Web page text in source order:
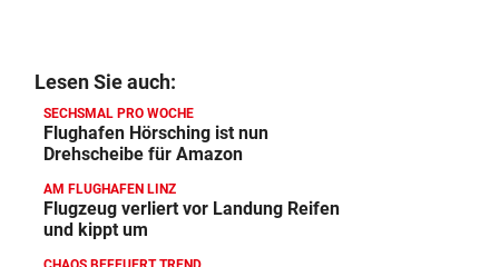
Lesen Sie auch:
SECHSMAL PRO WOCHE
Flughafen Hörsching ist nun
Drehscheibe für Amazon
AM FLUGHAFEN LINZ
Flugzeug verliert vor Landung Reifen
und kippt um